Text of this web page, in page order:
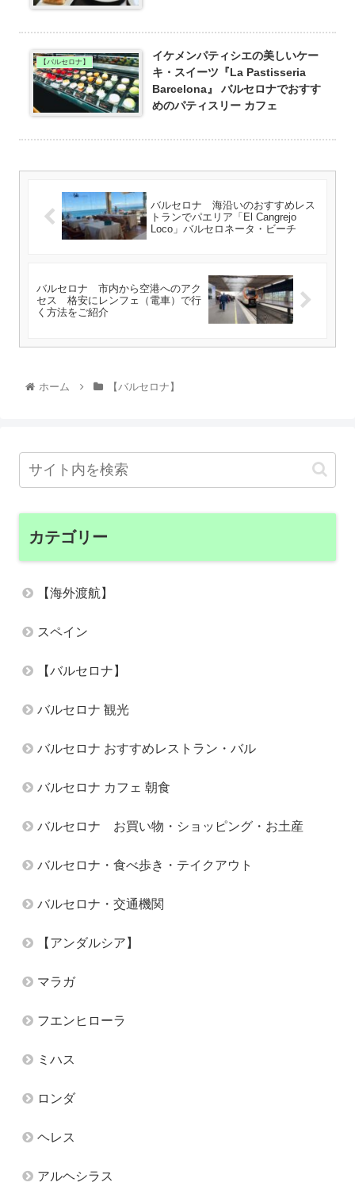
【バルセロナ】
イケメンパティシエの美しいケー
キ・スイーツ『La Pastisseria
Barcelona』 バルセロナでおすす
めのパティスリー カフェ
バルセロナ 海沿いのおすすめレス
トランでパエリア「El Cangrejo
Loco」バルセロネータ・ビーチ
バルセロナ 市内から空港へのアク
セス 格安にレンフェ（電車）で行
く方法をご紹介
ホーム 【バルセロナ】
カテゴリー
【海外渡航】
スペイン
【バルセロナ】
バルセロナ 観光
バルセロナ おすすめレストラン・バル
バルセロナ カフェ 朝食
バルセロナ お買い物・ショッピング・お土産
バルセロナ・食べ歩き・テイクアウト
バルセロナ・交通機関
【アンダルシア】
マラガ
フエンヒローラ
ミハス
ロンダ
ヘレス
アルヘシラス